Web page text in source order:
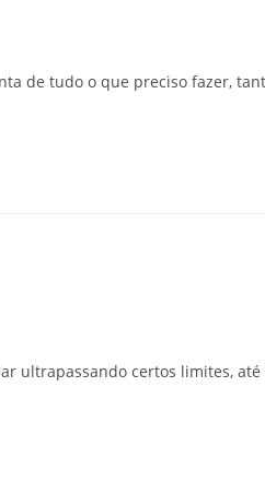
de tudo o que preciso fazer,
ultrapassando certos limites, até